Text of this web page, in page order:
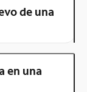
de una
en una